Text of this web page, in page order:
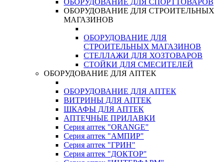
ОБОРУДОВАНИЕ ДЛЯ СПОРТТОВАРОВ
ОБОРУДОВАНИЕ ДЛЯ СТРОИТЕЛЬНЫХ
МАГАЗИНОВ
ОБОРУДОВАНИЕ ДЛЯ
СТРОИТЕЛЬНЫХ МАГАЗИНОВ
СТЕЛЛАЖИ ДЛЯ ХОЗТОВАРОВ
СТОЙКИ ДЛЯ СМЕСИТЕЛЕЙ
ОБОРУДОВАНИЕ ДЛЯ АПТЕК
ОБОРУДОВАНИЕ ДЛЯ АПТЕК
ВИТРИНЫ ДЛЯ АПТЕК
ШКАФЫ ДЛЯ АПТЕК
АПТЕЧНЫЕ ПРИЛАВКИ
Серия аптек "ORANGE"
Серия аптек "АМПИР"
Серия аптек "ГРИН"
Серия аптек "ДОКТОР"